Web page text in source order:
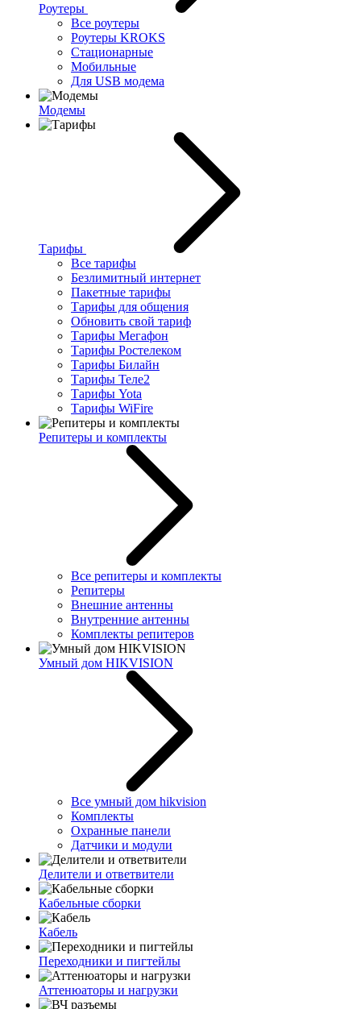
Роутеры
Все роутеры
Роутеры KROKS
Стационарные
Мобильные
Для USB модема
Модемы
Тарифы
Все тарифы
Безлимитный интернет
Пакетные тарифы
Тарифы для общения
Обновить свой тариф
Тарифы Мегафон
Тарифы Ростелеком
Тарифы Билайн
Тарифы Теле2
Тарифы Yota
Тарифы WiFire
Репитеры и комплекты
Все репитеры и комплекты
Репитеры
Внешние антенны
Внутренние антенны
Комплекты репитеров
Умный дом HIKVISION
Все умный дом hikvision
Комплекты
Охранные панели
Датчики и модули
Делители и ответвители
Кабельные сборки
Кабель
Переходники и пигтейлы
Аттенюаторы и нагрузки